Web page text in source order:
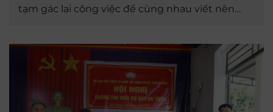
tạm gác lại công việc để cùng nhau viết nên